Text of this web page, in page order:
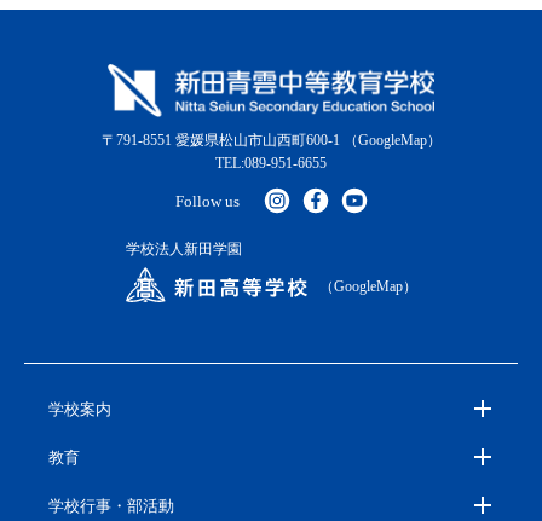
〒791-8551 愛媛県松山市山西町600-1
（GoogleMap）
TEL:089-951-6655
Follow us
学校法人新田学園
（GoogleMap）
学校案内
教育
学校行事・部活動